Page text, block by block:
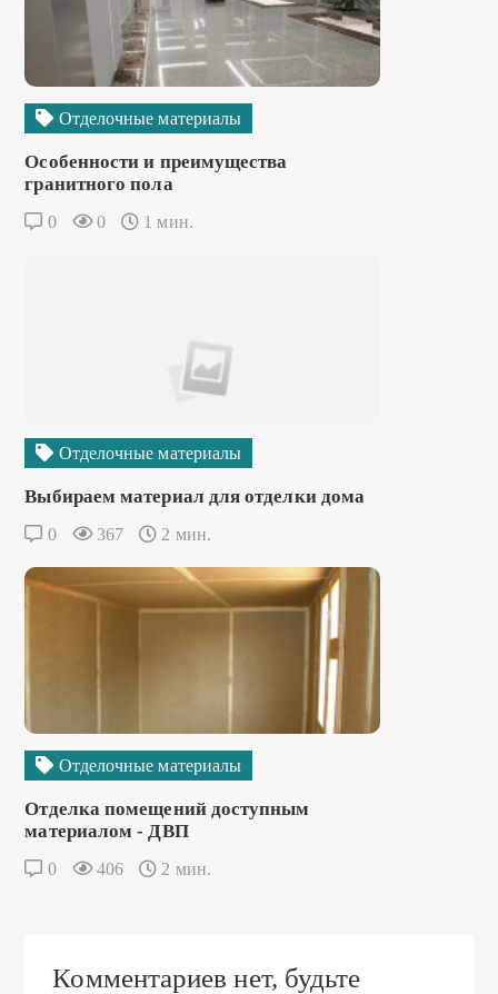
Отделочные материалы
Особенности и преимущества
гранитного пола
0 0 1 мин.
Отделочные материалы
Выбираем материал для отделки дома
0 367 2 мин.
Отделочные материалы
Отделка помещений доступным
материалом - ДВП
0 406 2 мин.
Комментариев нет, будьте